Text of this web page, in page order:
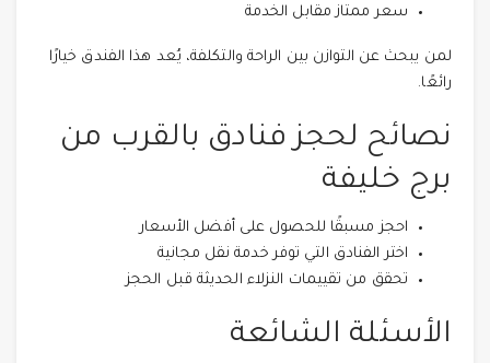
سعر ممتاز مقابل الخدمة
لمن يبحث عن التوازن بين الراحة والتكلفة، يُعد هذا الفندق خيارًا
رائعًا.
نصائح لحجز فنادق بالقرب من
برج خليفة
احجز مسبقًا للحصول على أفضل الأسعار
اختر الفنادق التي توفر خدمة نقل مجانية
تحقق من تقييمات النزلاء الحديثة قبل الحجز
الأسئلة الشائعة